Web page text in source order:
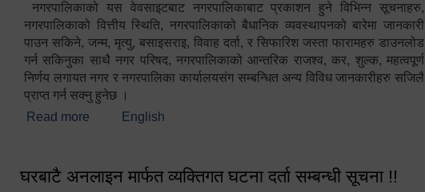
नगरपालिकाको यस वेवसाइटबाट नगरपालिकाबाट प्रकाशन हुने विभिन्न सूचनाहरु,
नगरपालिकाको वित्तीय स्थिति, नगरपालिकाको बैधानिक व्यवस्थापनको बारेमा जानकारी
पाउन सकिने, जन्म, मृत्यु, बसाइसराइ, विवाह दर्ता, र सिफारिश जस्ता फारामहरु डाउनलोड
गर्न सकिनुका साथै नगर परिषद, नगरपालिकाको आन्तरिक राजश्व, कर, शुल्क, महत्वपूर्ण
निर्णय लगायत नगर र नगरपालिका कार्यालयसंग सम्बन्धित अन्य विविध जानकारीहरु सजिलै
प्राप्त गर्न सक्नु हुनेछ ।
Read more about स्वागतम!!!
English
घरबाटै अनलाइन मार्फत व्यक्तिगत घटना दर्ता सम्बन्धी सूचना !!